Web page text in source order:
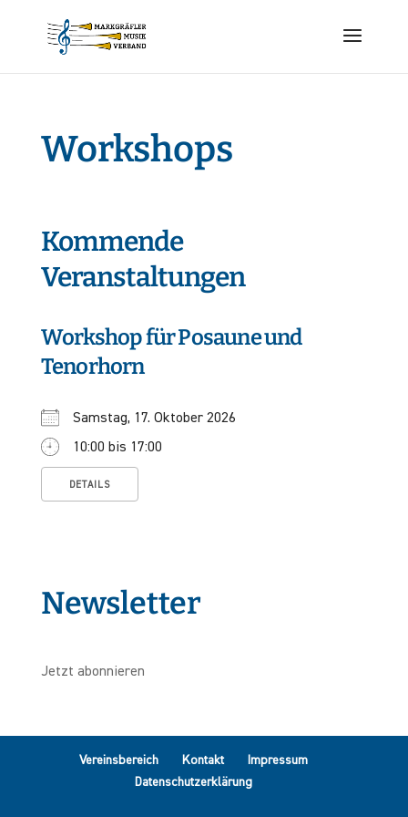
Workshops
Kommende
Veranstaltungen
Workshop für Posaune und
Tenorhorn
Samstag, 17. Oktober 2026
10:00 bis 17:00
DETAILS
Newsletter
Jetzt abonnieren
Vereinsbereich Kontakt
Impressum
Datenschutzerklärung